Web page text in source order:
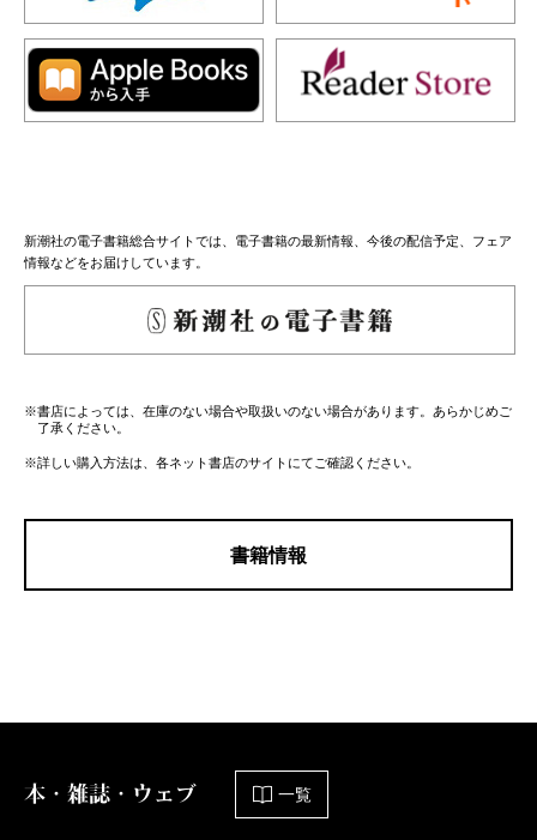
新潮社の電子書籍総合サイトでは、電子書籍の最新情報、今後の配信予定、フェア
情報などをお届けしています。
※書店によっては、在庫のない場合や取扱いのない場合があります。あらかじめご
了承ください。
※詳しい購入方法は、各ネット書店のサイトにてご確認ください。
書籍情報
本・雑誌・ウェブ 一覧